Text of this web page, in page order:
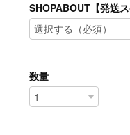
SHOPABOUT【発送
数量